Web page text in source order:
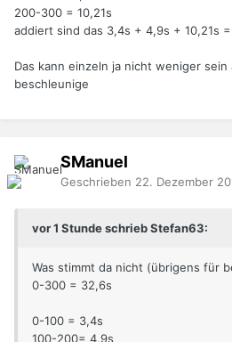
200-300 = 10,21s
addiert sind das 3,4s + 4,9s + 10,21s =
Das kann einzeln ja nicht weniger
beschleunige
SManuel
Geschrieben 22. Dezember
vor 1 Stunde schrieb Stefan63:
Was stimmt da nicht (übrigens für
0-300 = 32,6s
0-100 = 3,4s
100-200= 4,9s